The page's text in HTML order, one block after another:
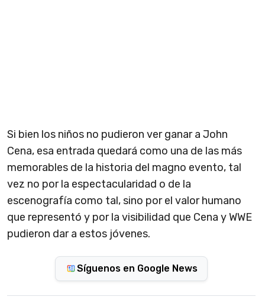
Si bien los niños no pudieron ver ganar a John
Cena, esa entrada quedará como una de las más
memorables de la historia del magno evento, tal
vez no por la espectacularidad o de la
escenografía como tal, sino por el valor humano
que representó y por la visibilidad que Cena y WWE
pudieron dar a estos jóvenes.
Síguenos en Google News